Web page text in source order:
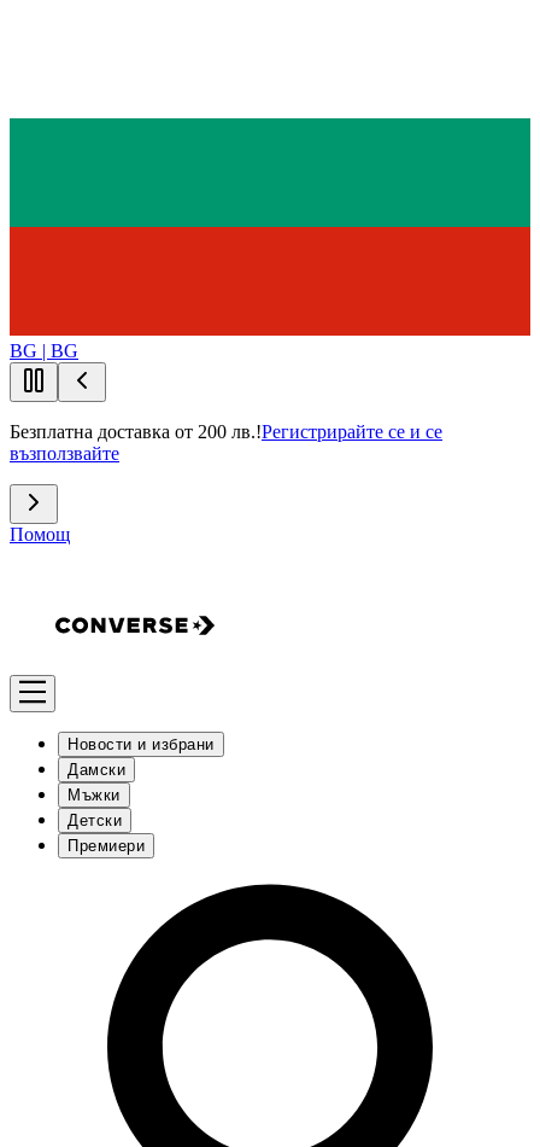
BG | BG
Безплатна доставка от 200 лв.!Регистрирайте се и се
възползвайте
Помощ
Новости и избрани
Дамски
Мъжки
Детски
Премиери